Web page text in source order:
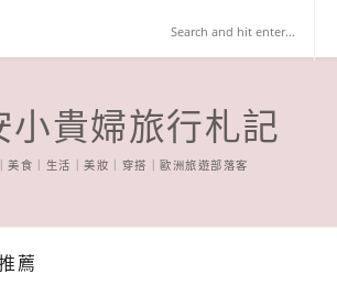
小貴婦旅行札記
美食｜生活｜美妝｜穿搭｜歐洲旅遊部落客
薦